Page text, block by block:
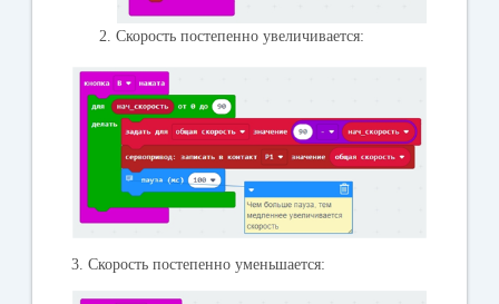
Скорость постепенно увеличивается:
3. Скорость постепенно уменьшается: